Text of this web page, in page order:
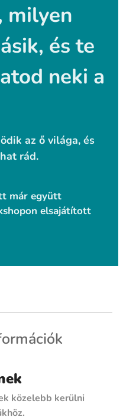
milyen
és te
neki a
az ő világa, és
rád.
már együtt
elsajátított
közelebb kerülni